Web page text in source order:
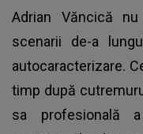
Adrian Văncică nu
scenarii de-a
autocaracterizare.
timp după
sa profesională